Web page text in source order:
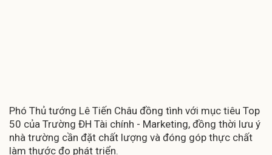
Phó Thủ tướng Lê Tiến Châu đồng tình với mục tiêu Top
50 của Trường ĐH Tài chính - Marketing, đồng thời lưu ý
nhà trường cần đặt chất lượng và đóng góp thực chất
làm thước đo phát triển.